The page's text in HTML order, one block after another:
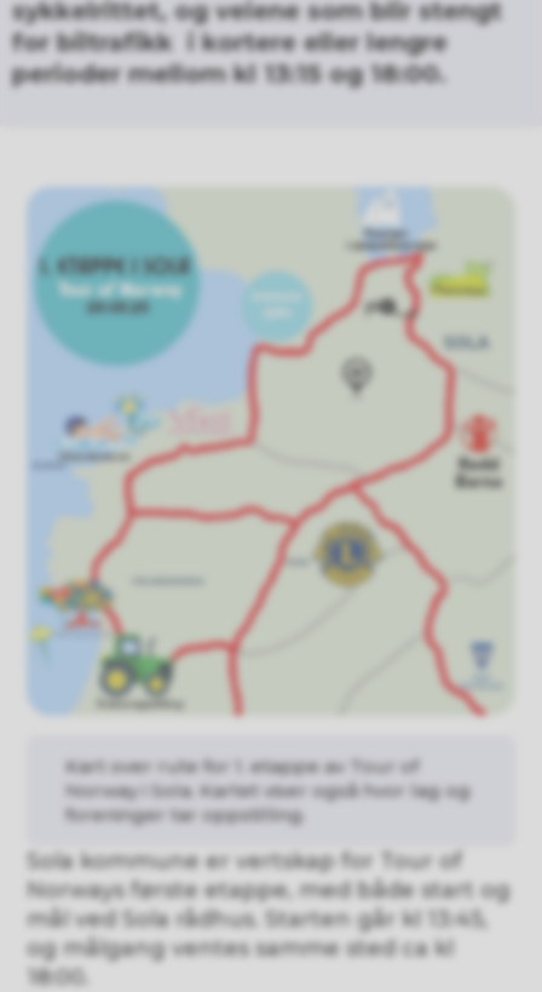
sykkelrittet, og veiene som blir stengt
for biltrafikk i kortere eller lengre
perioder mellom kl 13:15 og 18:00.
Kart over rute for 1. etappe av Tour of
Norway i Sola. Kartet viser også hvor lag og
foreninger tar oppstilling.
Sola kommune er vertskap for Tour of
Norways første etappe, med både start og
mål ved Sola rådhus. Starten går kl 13:45,
og målgang ventes samme sted ca kl
18:00.